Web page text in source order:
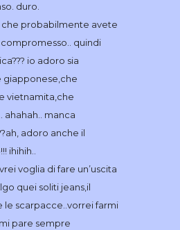
duro.
probabilmente avete
quindi
io adoro sia
giapponese,che
vietnamita,che
ahahah.. manca
adoro anche il
ihihih..
voglia di fare un’uscita
quei soliti jeans,il
le scarpacce..vorrei farmi
pare sempre